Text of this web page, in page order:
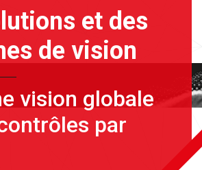
et des
de vision
vision globale
par